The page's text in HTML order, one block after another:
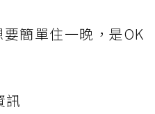
簡單住一晚，是OK
訊